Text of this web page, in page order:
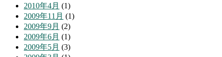
2010年4月 (1)
2009年11月 (1)
2009年9月 (2)
2009年6月 (1)
2009年5月 (3)